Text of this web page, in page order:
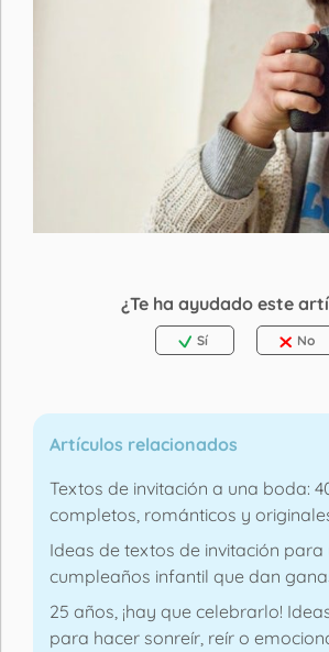
¿Te ha ayudado este
Sí No
Artículos relacionados
Textos de invitación a una boda:
completos, románticos y
Ideas de textos de invitación para
cumpleaños infantil que dan
25 años, ¡hay que celebrarlo!
para hacer sonreír, reír o